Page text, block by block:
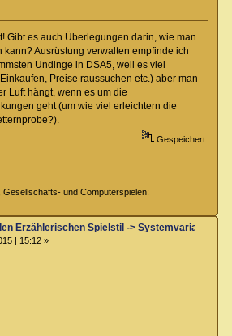
Gibt es auch Überlegungen darin, wie man
kann? Ausrüstung verwalten empfinde ich
Undinge in DSA5, weil es viel
Preise raussuchen etc.) aber man
Luft hängt, wenn es um die
geht (um wie viel erleichtern die
Gespeichert
und Computerspielen:
Erzählerischen Spielstil -> Systemvariante im
| 15:12 »